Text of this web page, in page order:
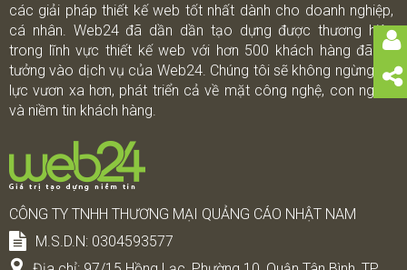
các giải pháp thiết kế web tốt nhất dành cho doanh nghiệp,
cá nhân. Web24 đã dần dần tạo dựng được thương hiệu
trong lĩnh vực thiết kế web với hơn 500 khách hàng đã tin
tưởng vào dịch vụ của Web24. Chúng tôi sẽ không ngừng nổ
lực vươn xa hơn, phát triển cả về mặt công nghệ, con người
và niềm tin khách hàng.
CÔNG TY TNHH THƯƠNG MẠI QUẢNG CÁO NHẬT NAM
M.S.D.N: 0304593577